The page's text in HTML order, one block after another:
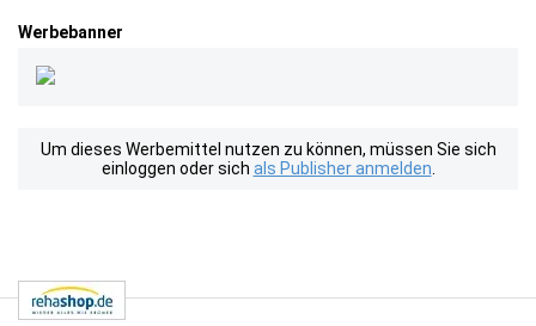
Werbebanner
Um dieses Werbemittel nutzen zu können, müssen Sie sich
einloggen oder sich als Publisher anmelden